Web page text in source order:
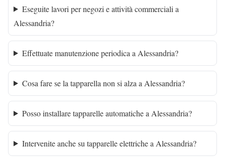
Eseguite lavori per negozi e attività commerciali a
Alessandria?
Effettuate manutenzione periodica a Alessandria?
Cosa fare se la tapparella non si alza a Alessandria?
Posso installare tapparelle automatiche a Alessandria?
Intervenite anche su tapparelle elettriche a Alessandria?